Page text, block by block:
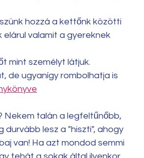
hozzá a kettőnk közötti
valamit a gyereknek
mint személyt látjuk.
de ugyanígy rombolhatja is
Nekem talán a legfeltűnőbb,
durvább lesz a "hiszti", ahogy
van! Ha azt mondod semmi
tehát a sokak által ilyenkor